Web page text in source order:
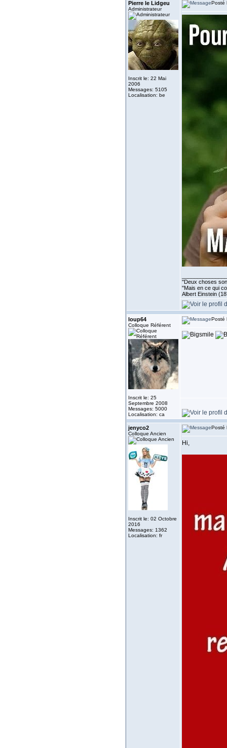
Pierre le Lidgeu
Administrateur
Inscrit le: 22 Mai
2006
Messages: 5105
Localisation: be
Posté
''Deux choses
"Mais en ce qui
Albert Einstein
loup64
Colloque Référent
Inscrit le: 25
Septembre 2008
Messages: 5000
Localisation: ca
Posté
jenyco2
Colloque Ancien
Inscrit le: 02 Octobre
2016
Messages: 1362
Localisation: fr
Posté
Hi,